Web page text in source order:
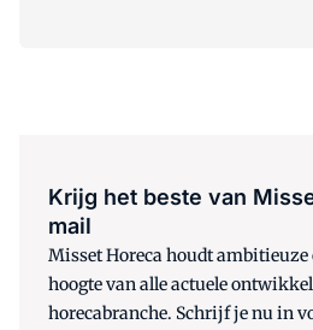
Krijg het beste van
mail
Misset Horeca houdt ambitieuze
hoogte van alle actuele
horecabranche. Schrijf je nu in